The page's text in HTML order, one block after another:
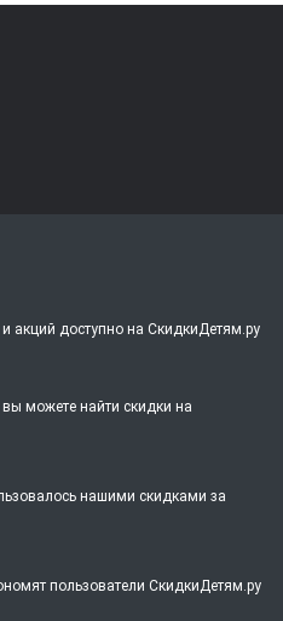
акций доступно на СкидкиДетям.ру
можете найти скидки на
нашими скидками за
пользователи СкидкиДетям.ру